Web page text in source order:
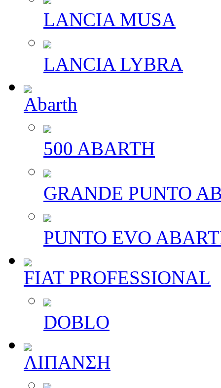
LANCIA MUSA
LANCIA LYBRA
Abarth
500 ABARTH
GRANDE PUNTO
PUNTO EVO
FIAT PROFESSIONAL
DOBLO
ΛΙΠΑΝΣΗ